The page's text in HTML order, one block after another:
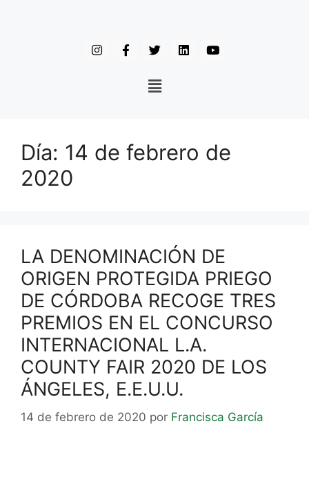
Día: 14 de febrero de
2020
LA DENOMINACIÓN DE
ORIGEN PROTEGIDA PRIEGO
DE CÓRDOBA RECOGE TRES
PREMIOS EN EL CONCURSO
INTERNACIONAL L.A.
COUNTY FAIR 2020 DE LOS
ÁNGELES, E.E.U.U.
14 de febrero de 2020 por Francisca García